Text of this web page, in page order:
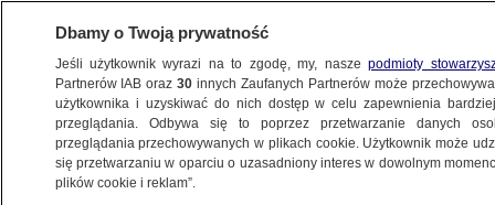
TAJWAN
Tak mogłaby wyglądać chińska
Dbamy o Twoją prywatność
Jeśli użytkownik wyrazi na to zgodę, my, naszepodmioty
Partnerów IAB oraz30 innych Zaufanych Partnerów może
użytkownika i uzyskiwać do nich dostęp w celu zapewnienia
przeglądania. Odbywa się to poprzez przetwarzanie danych
przeglądania przechowywanych w plikach cookie. Użytkownik może
się przetwarzaniu w oparciu o uzasadniony interes w dowolnym
plików cookie i reklam”.